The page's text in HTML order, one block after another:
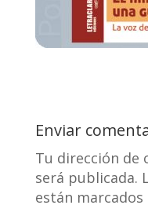
Enviar
Tu dirección de
será publicada.
están marcados